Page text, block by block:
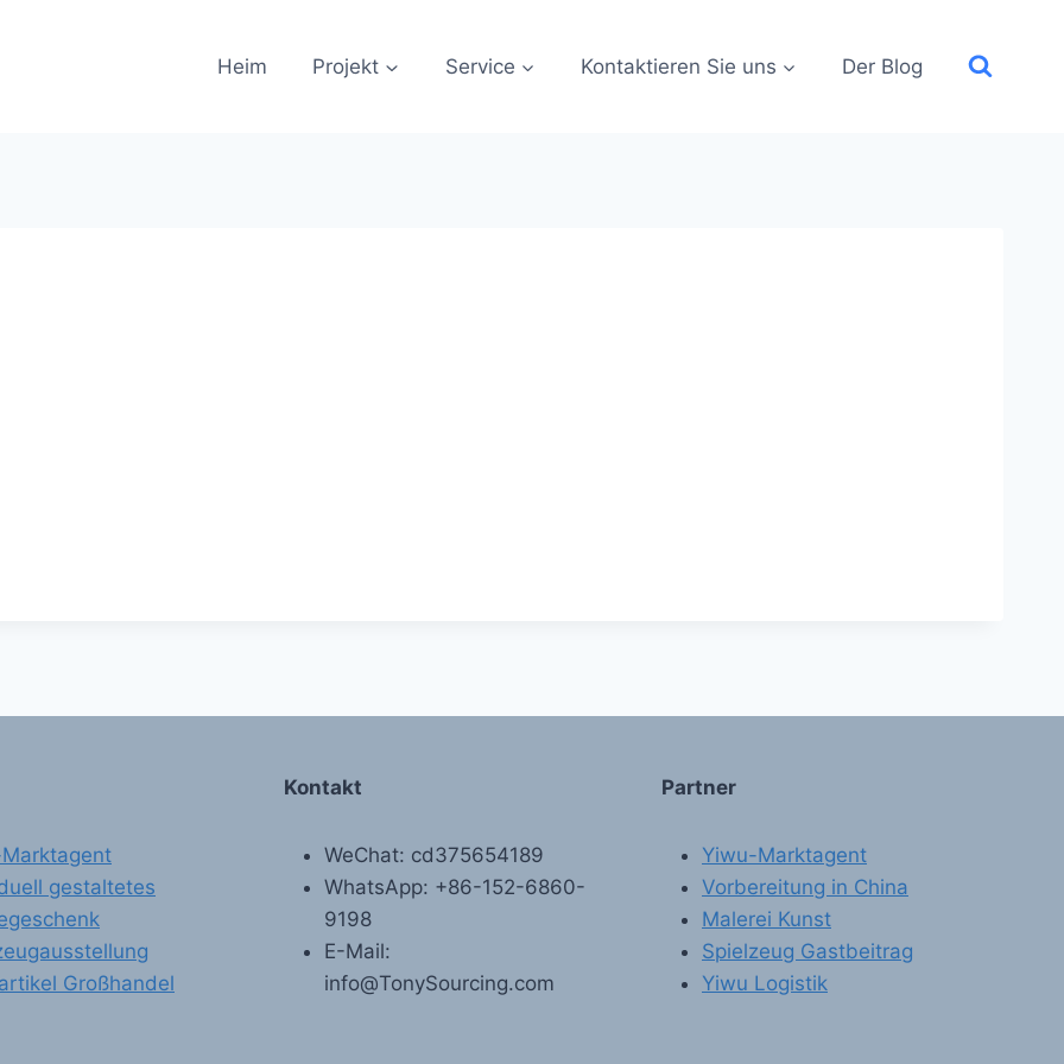
Heim Projekt Service Kontaktieren Sie uns Der Blog
gestaltetes
Großhandel
Kontakt
WeChat: cd375654189
WhatsApp: +86-152-6860-
9198
E-Mail:
info@TonySourcing.com
Partner
Yiwu-Marktagent
Vorbereitung in China
Malerei Kunst
Spielzeug Gastbeitrag
Yiwu Logistik